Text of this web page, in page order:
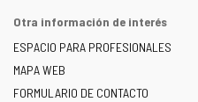
Otra información de interés
ESPACIO PARA PROFESIONALES
MAPA WEB
FORMULARIO DE CONTACTO